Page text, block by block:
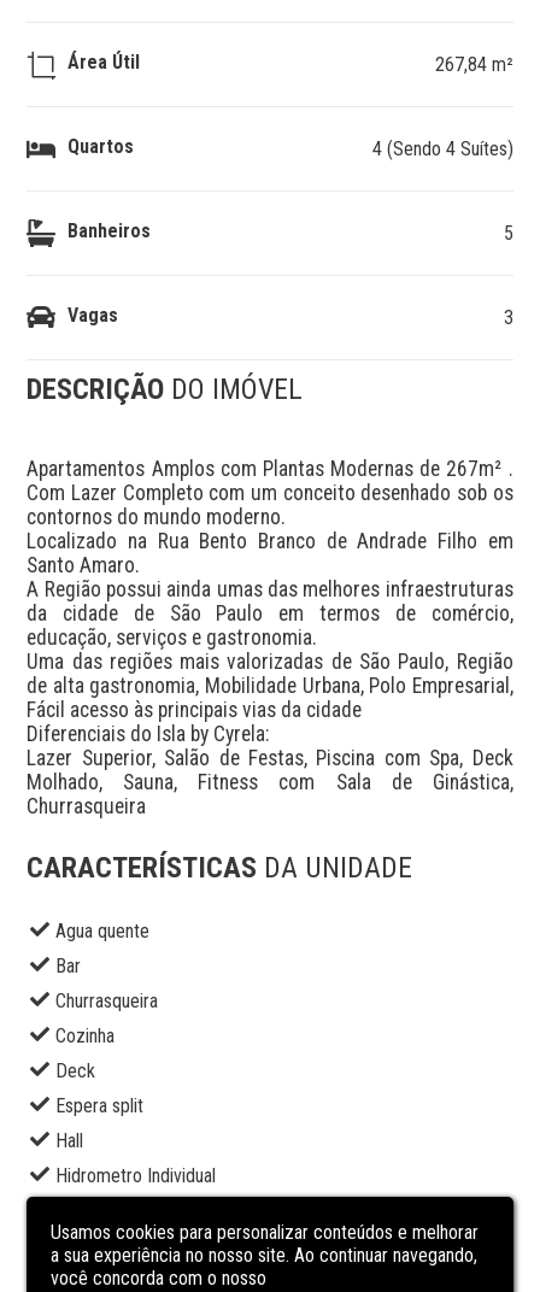
Área Útil 267,84 m²
Quartos 4 (Sendo 4 Suítes)
Banheiros 5
Vagas 3
DESCRIÇÃO DO IMÓVEL
Apartamentos Amplos com Plantas Modernas de 267m² .
Com Lazer Completo com um conceito desenhado sob os
contornos do mundo moderno.
Localizado na Rua Bento Branco de Andrade Filho em
Santo Amaro.
A Região possui ainda umas das melhores infraestruturas
da cidade de São Paulo em termos de comércio,
educação, serviços e gastronomia.
Uma das regiões mais valorizadas de São Paulo, Região
de alta gastronomia, Mobilidade Urbana, Polo Empresarial,
Fácil acesso às principais vias da cidade
Diferenciais do Isla by Cyrela:
Lazer Superior, Salão de Festas, Piscina com Spa, Deck
Molhado, Sauna, Fitness com Sala de Ginástica,
Churrasqueira
CARACTERÍSTICAS DA UNIDADE
Agua quente
Bar
Churrasqueira
Cozinha
Deck
Espera split
Hall
Hidrometro Individual
Piscina
Playground
Usamos cookies para personalizar conteúdos e melhorar
a sua experiência no nosso site. Ao continuar navegando,
você concorda com o nosso